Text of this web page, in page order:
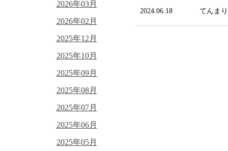
2026年03月
2026年02月
2025年12月
2025年10月
2025年09月
2025年08月
2025年07月
2025年06月
2025年05月
2024.06.18 てんま